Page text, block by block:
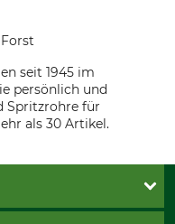
seit 1945 im
persönlich und
Spritzrohre für
als 30 Artikel.